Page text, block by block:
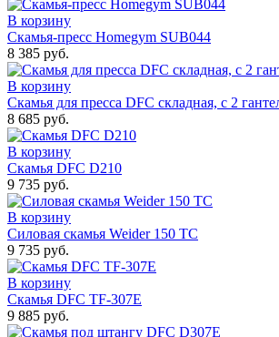
В корзину
Скамья-пресс Homegym SUB044
8 385 руб.
В корзину
Скамья для пресса DFC складная, с 2
8 685 руб.
В корзину
Скамья DFC D210
9 735 руб.
В корзину
Силовая скамья Weider 150 TC
9 735 руб.
В корзину
Скамья DFC TF-307E
9 885 руб.